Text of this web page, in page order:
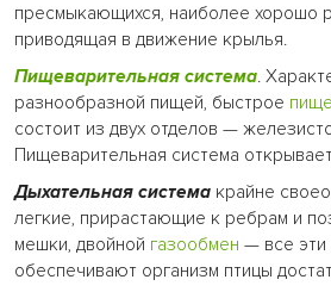
пресмыкающихся, наиболее хорошо
приводящая в движение крылья.
Пищеварительная система.
разнообразной пищей, быстрое
состоит из двух отделов —
Пищеварительная система
Дыхательная система крайне
легкие, прирастающие к ребрам и
мешки, двойной газообмен — все эти
обеспечивают организм птицы